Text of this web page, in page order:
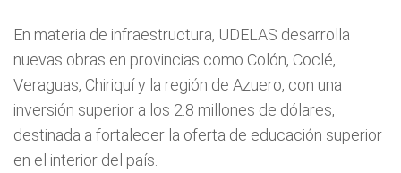
En materia de infraestructura, UDELAS desarrolla
nuevas obras en provincias como Colón, Coclé,
Veraguas, Chiriquí y la región de Azuero, con una
inversión superior a los 2.8 millones de dólares,
destinada a fortalecer la oferta de educación superior
en el interior del país.